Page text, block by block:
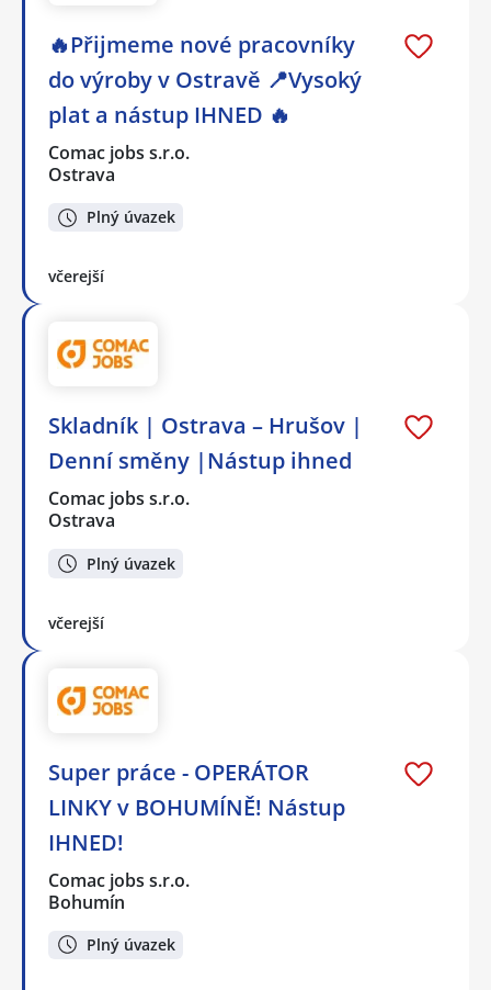
🔥Přijmeme nové pracovníky
do výroby v Ostravě 📍Vysoký
plat a nástup IHNED 🔥
Comac jobs s.r.o.
Ostrava
Plný úvazek
včerejší
Skladník | Ostrava – Hrušov |
Denní směny |Nástup ihned
Comac jobs s.r.o.
Ostrava
Plný úvazek
včerejší
Super práce - OPERÁTOR
LINKY v BOHUMÍNĚ! Nástup
IHNED!
Comac jobs s.r.o.
Bohumín
Plný úvazek